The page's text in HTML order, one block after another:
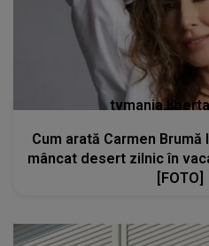
Cum arată Carmen Brumă
mâncat desert zilnic în
[FOTO]